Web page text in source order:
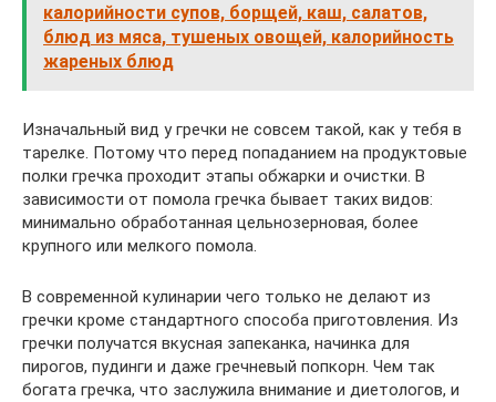
калорийности супов, борщей, каш, салатов,
блюд из мяса, тушеных овощей, калорийность
жареных блюд
Изначальный вид у гречки не совсем такой, как у тебя в
тарелке. Потому что перед попаданием на продуктовые
полки гречка проходит этапы обжарки и очистки. В
зависимости от помола гречка бывает таких видов:
минимально обработанная цельнозерновая, более
крупного или мелкого помола.
В современной кулинарии чего только не делают из
гречки кроме стандартного способа приготовления. Из
гречки получатся вкусная запеканка, начинка для
пирогов, пудинги и даже гречневый попкорн. Чем так
богата гречка, что заслужила внимание и диетологов, и